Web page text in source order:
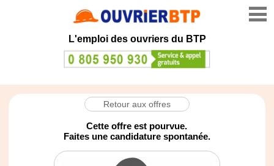
L'emploi des ouvriers du BTP
Retour aux offres
Cette offre est pourvue.
Faites une candidature spontanée.